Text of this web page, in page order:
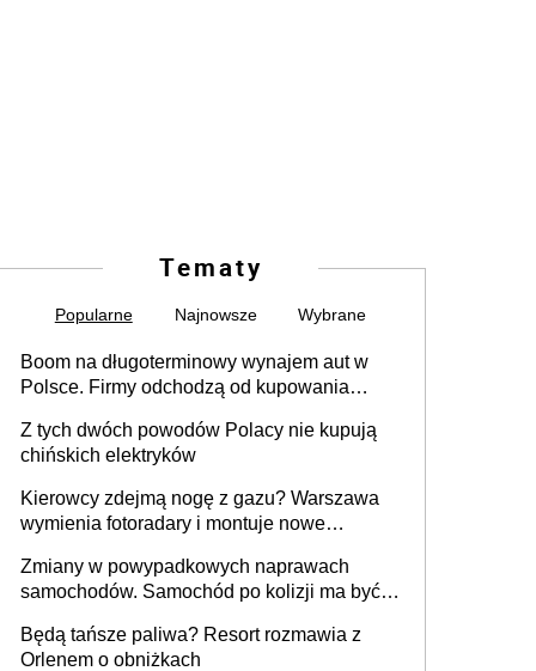
Tematy
Popularne Najnowsze Wybrane
Boom na długoterminowy wynajem aut w
Polsce. Firmy odchodzą od kupowania
Z tych dwóch powodów Polacy nie kupują
chińskich elektryków
Kierowcy zdejmą nogę z gazu? Warszawa
wymienia fotoradary i montuje nowe
Zmiany w powypadkowych naprawach
samochodów. Samochód po kolizji ma być
technologią producenta
Będą tańsze paliwa? Resort rozmawia z
Orlenem o obniżkach